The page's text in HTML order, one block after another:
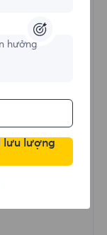
hưởng
lưu lượng